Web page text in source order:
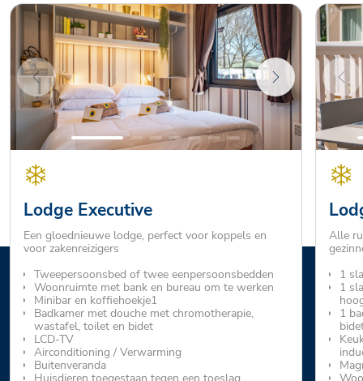
Lodge Executive
Een gloednieuwe lodge, perfect voor koppels en
voor zakenreizigers
Tweepersoonsbed of twee eenpersoonsbedden
Woonruimte met bank en bureau om te werken
Minibar en koffiehoekje1
Badkamer met douche met chromotherapie,
wastafel, toilet en bidet
LCD-TV
Airconditioning / Verwarming
Buitenveranda
Alle
1
1
1